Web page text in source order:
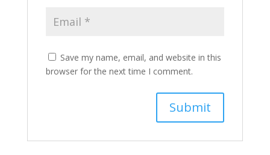
Save my name, email, and website in this
browser for the next time I comment.